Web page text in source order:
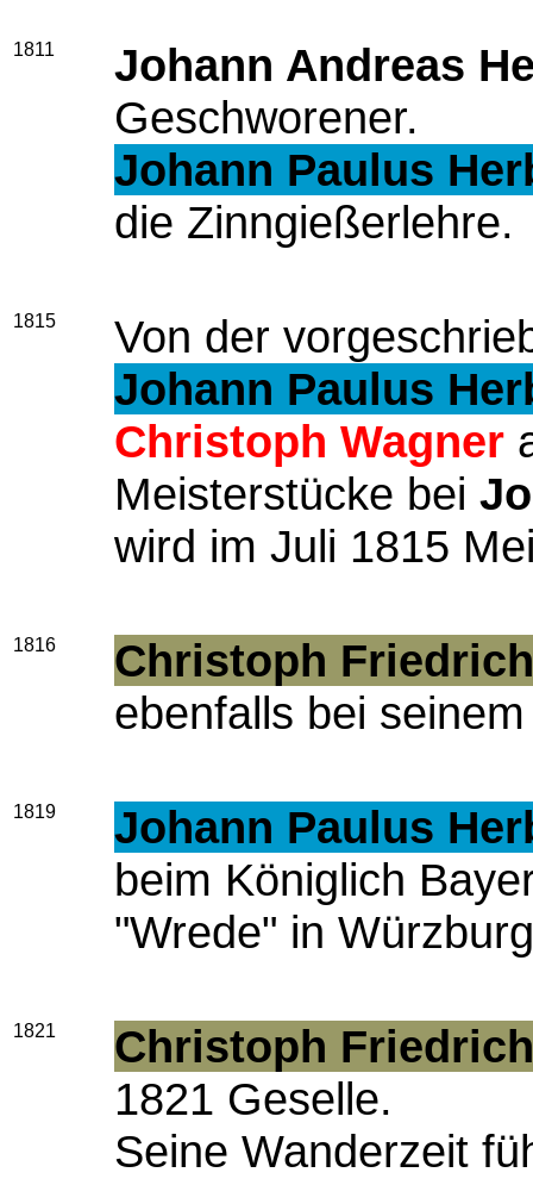
1811
Johann Andreas
Geschworener.
Johann Paulus
die Zinngießerlehre.
1815
Von der
Johann Paulus
Christoph Wagner
Meisterstücke bei
wird im Juli 1815
1816
Christoph
ebenfalls bei
1819
Johann Paulus
beim Königlich
"Wrede" in
1821
Christoph
1821 Geselle.
Seine Wanderzeit